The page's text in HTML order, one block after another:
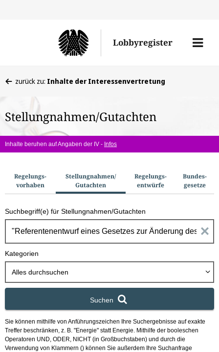
den
Lobbyregister
Menü
befinden
hier:
zurück zu: Inhalte der Interessenvertretung
Stellungnahmen/Gutachten
Inhalte beruhen auf Angaben der IV - Infos
u
c
h
o
Regelungs­
vorhaben
Stellungnahmen/​
Gutachten
Regelungs­
entwürfe
Bundes­
gesetze
Suchbegriff(e) für Stellungnahmen/Gutachten
n
g
a
Kategorien
Alles durchsuchen
Suchen
Sie können mithilfe von Anführungszeichen Ihre Suchergebnisse auf exakte
Treffer beschränken, z. B. "Energie" statt Energie. Mithilfe der booleschen
Operatoren UND, ODER, NICHT (in Großbuchstaben) und durch die
Verwendung von Klammern () können Sie außerdem Ihre Suchanfrage